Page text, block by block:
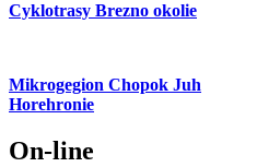
Cyklotrasy Brezno okolie
Mikrogegion Chopok Juh
Horehronie
On-line